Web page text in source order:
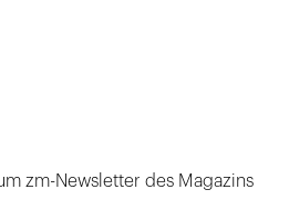
zm-Newsletter des Magazins